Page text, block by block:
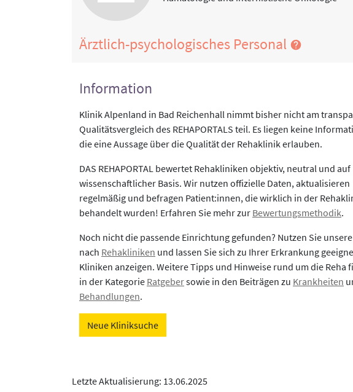
Ärztlich-psychologisches Personal
Information
Klinik Alpenland in Bad Reichenhall nimmt bisher nicht am
Qualitätsvergleich des REHAPORTALS teil. Es liegen keine
die eine Aussage über die Qualität der Rehaklinik erlauben.
DAS REHAPORTAL bewertet Rehakliniken objektiv, neutral und auf
wissenschaftlicher Basis. Wir nutzen offizielle Daten, aktualisieren
regelmäßig und befragen Patient:innen, die wirklich in der
behandelt wurden! Erfahren Sie mehr zur Bewertungsmethodik.
Noch nicht die passende Einrichtung gefunden? Nutzen Sie
nach Rehakliniken und lassen Sie sich zu Ihrer Erkrankung
Kliniken anzeigen. Weitere Tipps und Hinweise rund um die Reha
in der Kategorie Ratgebersowie in den Beiträgen zu Krankheiten
Behandlungen.
Neue Kliniksuche
Letzte Aktualisierung: 13.06.2025